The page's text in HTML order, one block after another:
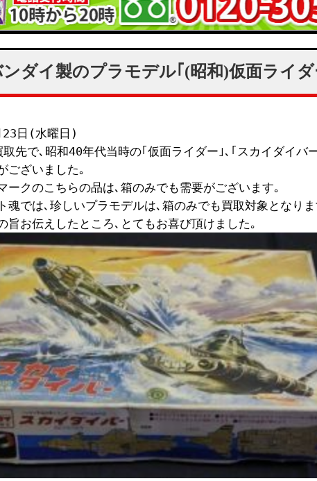
ンダイ製のプラモデル｢(昭和)仮面ライ
23日(水曜日)
取先で､昭和40年代当時の｢仮面ライダー｣､｢スカイダイバ
ございました｡
ークのこちらの品は､箱のみでも需要がございます｡
魂では､珍しいプラモデルは､箱のみでも買取対象となりま
旨お伝えしたところ､とてもお喜び頂けました｡